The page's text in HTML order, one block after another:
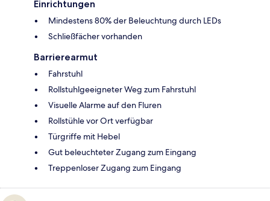
Einrichtungen
Mindestens 80% der Beleuchtung durch LEDs
Schließfächer vorhanden
Barrierearmut
Fahrstuhl
Rollstuhlgeeigneter Weg zum Fahrstuhl
Visuelle Alarme auf den Fluren
Rollstühle vor Ort verfügbar
Türgriffe mit Hebel
Gut beleuchteter Zugang zum Eingang
Treppenloser Zugang zum Eingang